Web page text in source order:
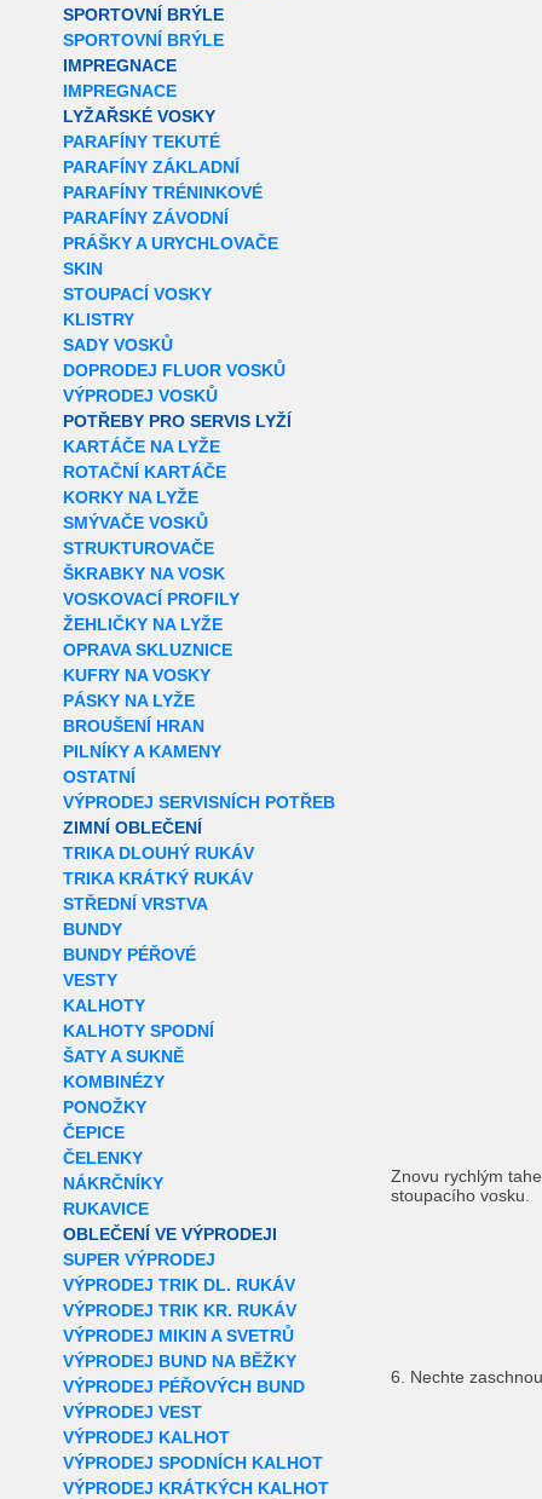
SPORTOVNÍ BRÝLE
SPORTOVNÍ BRÝLE
IMPREGNACE
IMPREGNACE
LYŽAŘSKÉ VOSKY
PARAFÍNY TEKUTÉ
PARAFÍNY ZÁKLADNÍ
PARAFÍNY TRÉNINKOVÉ
PARAFÍNY ZÁVODNÍ
PRÁŠKY A URYCHLOVAČE
SKIN
STOUPACÍ VOSKY
KLISTRY
SADY VOSKŮ
DOPRODEJ FLUOR VOSKŮ
VÝPRODEJ VOSKŮ
POTŘEBY PRO SERVIS LYŽÍ
KARTÁČE NA LYŽE
ROTAČNÍ KARTÁČE
KORKY NA LYŽE
SMÝVAČE VOSKŮ
STRUKTUROVAČE
ŠKRABKY NA VOSK
VOSKOVACÍ PROFILY
ŽEHLIČKY NA LYŽE
OPRAVA SKLUZNICE
KUFRY NA VOSKY
PÁSKY NA LYŽE
BROUŠENÍ HRAN
PILNÍKY A KAMENY
OSTATNÍ
VÝPRODEJ SERVISNÍCH POTŘEB
ZIMNÍ OBLEČENÍ
TRIKA DLOUHÝ RUKÁV
TRIKA KRÁTKÝ RUKÁV
STŘEDNÍ VRSTVA
BUNDY
BUNDY PÉŘOVÉ
VESTY
KALHOTY
KALHOTY SPODNÍ
ŠATY A SUKNĚ
KOMBINÉZY
PONOŽKY
ČEPICE
ČELENKY
NÁKRČNÍKY
RUKAVICE
OBLEČENÍ VE VÝPRODEJI
SUPER VÝPRODEJ
VÝPRODEJ TRIK DL. RUKÁV
VÝPRODEJ TRIK KR. RUKÁV
VÝPRODEJ MIKIN A SVETRŮ
VÝPRODEJ BUND NA BĚŽKY
VÝPRODEJ PÉŘOVÝCH BUND
VÝPRODEJ VEST
VÝPRODEJ KALHOT
VÝPRODEJ SPODNÍCH KALHOT
VÝPRODEJ KRÁTKÝCH KALHOT
Znovu rychlým
stoupacího vosku.
6. Nechte